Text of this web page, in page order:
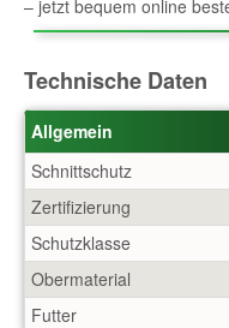
– jetzt bequem online
Technische Daten
Allgemein
Schnittschutz
Zertifizierung
Schutzklasse
Obermaterial
Futter